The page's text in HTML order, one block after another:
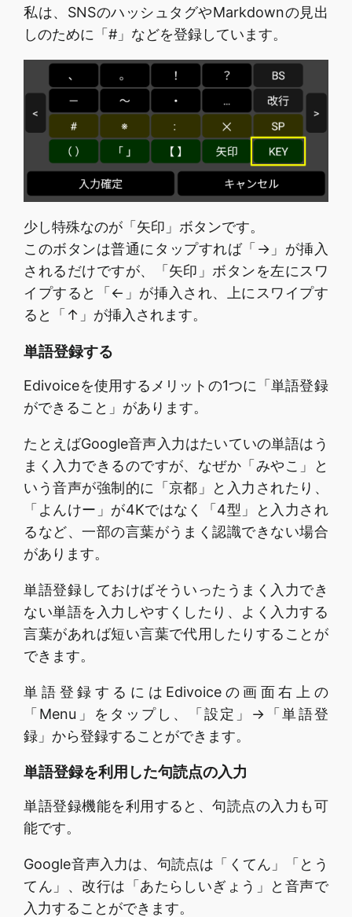
私は、SNSのハッシュタグやMarkdownの見出
しのために「#」などを登録しています。
少し特殊なのが「矢印」ボタンです。
このボタンは普通にタップすれば「→」が挿入
されるだけですが、「矢印」ボタンを左にスワ
イプすると「←」が挿入され、上にスワイプす
ると「↑」が挿入されます。
単語登録する
Edivoiceを使用するメリットの1つに「単語登録
ができること」があります。
たとえばGoogle音声入力はたいていの単語はう
まく入力できるのですが、なぜか「みやこ」と
いう音声が強制的に「京都」と入力されたり、
「よんけー」が4Kではなく「4型」と入力され
るなど、一部の言葉がうまく認識できない場合
があります。
単語登録しておけばそういったうまく入力でき
ない単語を入力しやすくしたり、よく入力する
言葉があれば短い言葉で代用したりすることが
できます。
単語登録するにはEdivoiceの画面右上の
「Menu」をタップし、「設定」→「単語登
録」から登録することができます。
単語登録を利用した句読点の入力
単語登録機能を利用すると、句読点の入力も可
能です。
Google音声入力は、句読点は「くてん」「とう
てん」、改行は「あたらしいぎょう」と音声で
入力することができます。